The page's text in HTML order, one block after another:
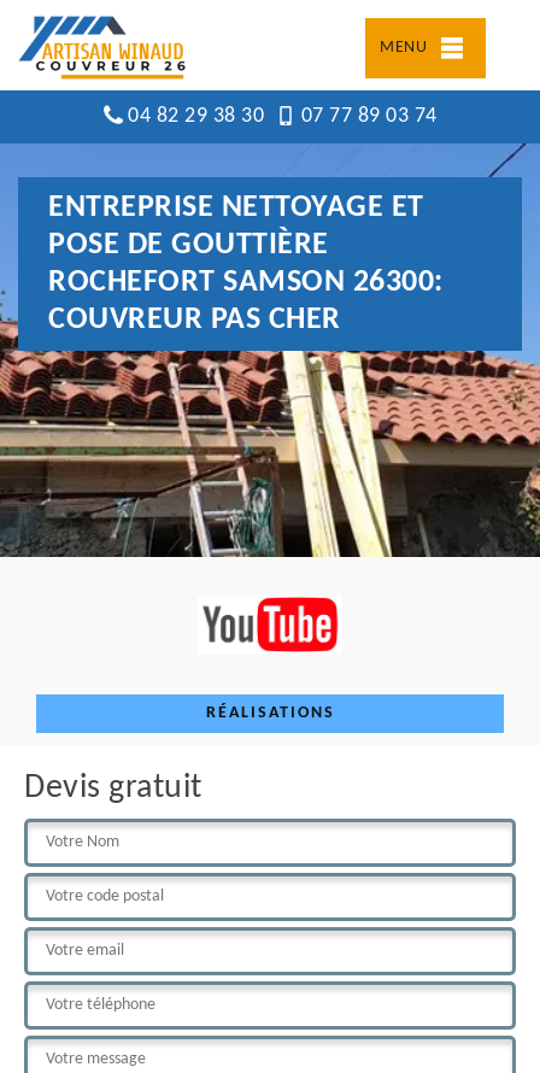
MENU
04 82 29 38 30 07 77 89 03 74
ENTREPRISE NETTOYAGE ET
POSE DE GOUTTIÈRE
ROCHEFORT SAMSON 26300:
COUVREUR PAS CHER
RÉALISATIONS
Devis gratuit